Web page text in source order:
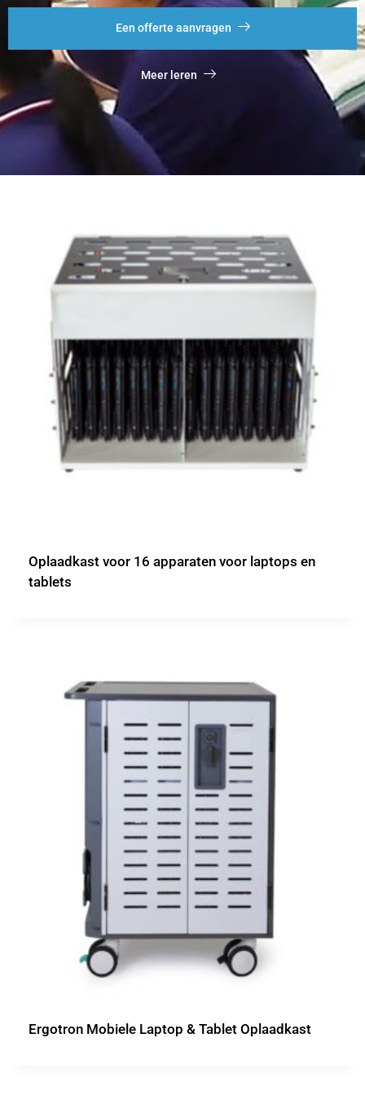
Een offerte aanvragen
Meer leren
Oplaadkast voor 16 apparaten voor laptops en
tablets
Ergotron Mobiele Laptop & Tablet Oplaadkast